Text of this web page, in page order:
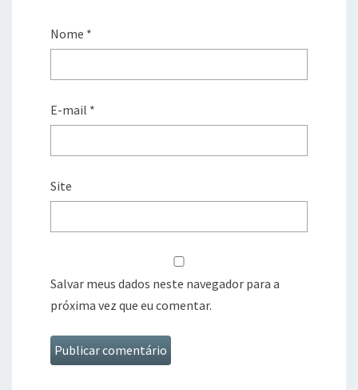
Nome *
E-mail *
Site
Salvar meus dados neste navegador para a
próxima vez que eu comentar.